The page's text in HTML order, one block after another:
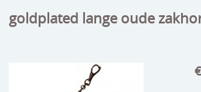
goldplated lange oude